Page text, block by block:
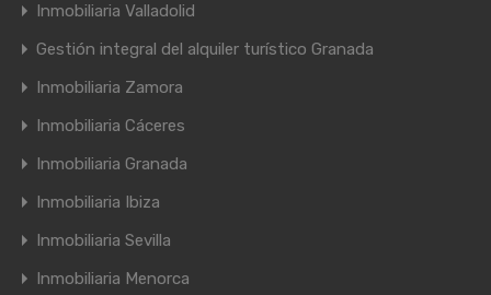
Inmobiliaria Valladolid
Gestión integral del alquiler turístico Granada
Inmobiliaria Zamora
Inmobiliaria Cáceres
Inmobiliaria Granada
Inmobiliaria Ibiza
Inmobiliaria Sevilla
Inmobiliaria Menorca